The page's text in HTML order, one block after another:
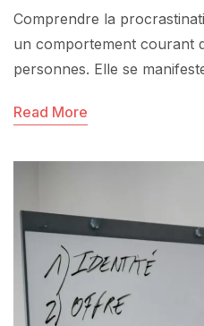
Comprendre la
un comportement courant
personnes. Elle se
Read More